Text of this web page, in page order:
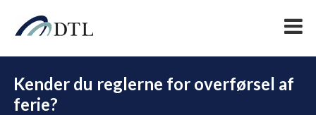
Kender du reglerne for overførsel af
ferie?